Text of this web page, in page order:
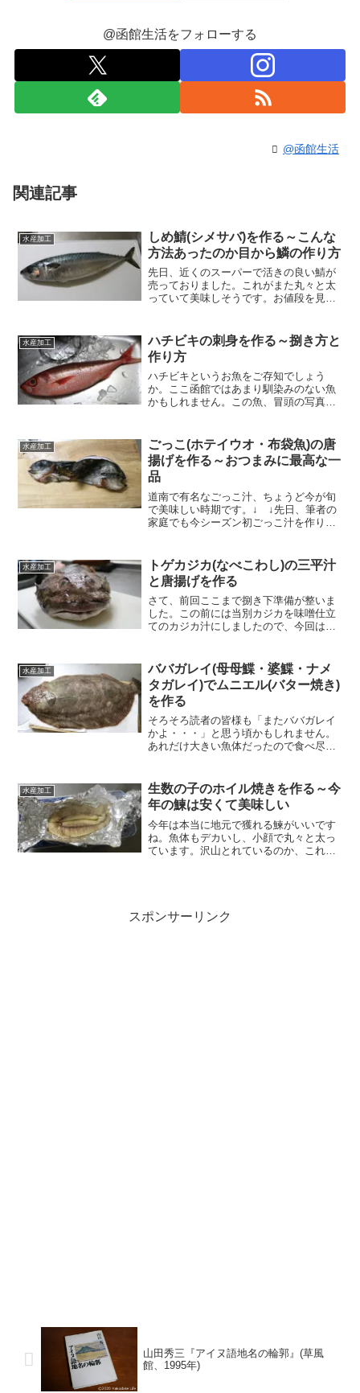
@函館生活をフォローする
@函館生活
関連記事
水産加工
しめ鯖(シメサバ)を作る～こんな
方法あったのか目から鱗の作り方
先日、近くのスーパーで活きの良い鯖が
売っておりました。これがまた丸々と太
っていて美味しそうです。お値段を見る
の市場ではゆうに1,000～1,500円はする
ところです...
水産加工
ハチビキの刺身を作る～捌き方と
作り方
ハチビキというお魚をご存知でしょう
か。ここ函館ではあまり馴染みのない魚
かもしれません。この魚、冒頭の写真の
のように赤身魚かと思いきや白身魚とい
う不思議なお魚です。ハチビ...
水産加工
ごっこ(ホテイウオ・布袋魚)の唐
揚げを作る～おつまみに最高な一
品
道南で有名なごっこ汁、ちょうど今が旬
で美味しい時期です。↓ ↓先日、筆者の
家庭でも今シーズン初ごっこ汁を作りま
ちゃ旨い！お酒のおつまみに超ピッタリ
です。すごく手軽に作れ...
水産加工
トゲカジカ(なべこわし)の三平汁
と唐揚げを作る
さて、前回ここまで捌き下準備が整いま
した。この前には当別カジカを味噌仕立
てのカジカ汁にしましたので、今回は塩
回おろしたカジカ前回おろしたカジカに
熱湯をかけて表面のぬめり...
水産加工
ババガレイ(母母鰈・婆鰈・ナメ
タガレイ)でムニエル(バター焼き)
を作る
そろそろ読者の皆様も「またババガレイ
かよ・・・」と思う頃かもしれません。
あれだけ大きい魚体だったので食べ尽く
バガレイをPRしたくなるのです。恵山に
住んでいたら、「ごっこ...
水産加工
生数の子のホイル焼きを作る～今
年の鰊は安くて美味しい
今年は本当に地元で獲れる鰊がいいです
ね。魚体もデカいし、小顔で丸々と太っ
ています。沢山とれているのか、これで
スポンサーリンク
山田秀三『アイヌ語地名の輪郭』(草風
館、1995年)